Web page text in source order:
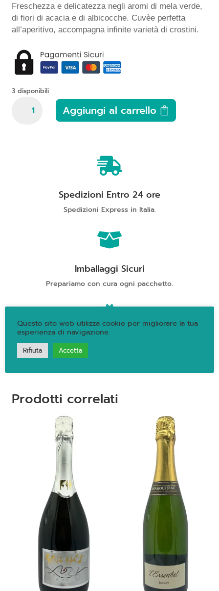
Freschezza e delicatezza negli aromi di mela verde,
di fiori di acacia e di albicocche. Cuvèe perfetta
all’aperitivo, accompagna infinite varietà di crostini.
3 disponibili
Aggiungi al carrello

Spedizioni Entro 24 ore
Spedizioni Express in Italia.

Imballaggi Sicuri
Prepariamo con cura ogni pacchetto.
Qualità Garantita
Oltre 40 anni di attività e professionalità.
Prodotti correlati
Questo sito web utilizza cookie per migliorare la tua
esperienza di navigazione.
Rifiuta Accetta